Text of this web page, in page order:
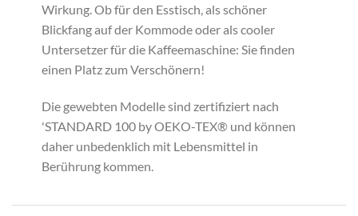
Wirkung. Ob für den Esstisch, als schöner
Blickfang auf der Kommode oder als cooler
Untersetzer für die Kaffeemaschine: Sie finden
einen Platz zum Verschönern!
Die gewebten Modelle sind zertifiziert nach
'STANDARD 100 by OEKO-TEX® und können
daher unbedenklich mit Lebensmittel in
Berührung kommen.